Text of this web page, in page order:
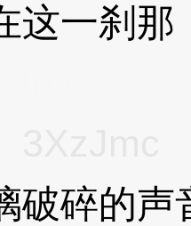
一刹那
碎的声